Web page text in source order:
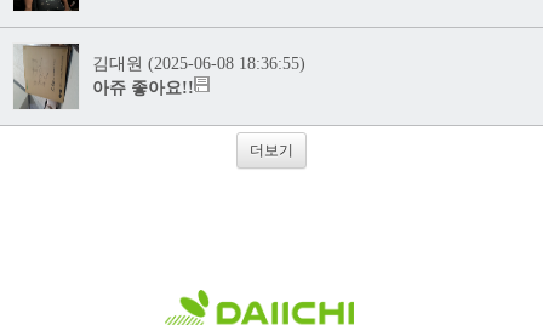
김대원 (2025-06-08 18:36:55)
아쥬 좋아요!!
더보기